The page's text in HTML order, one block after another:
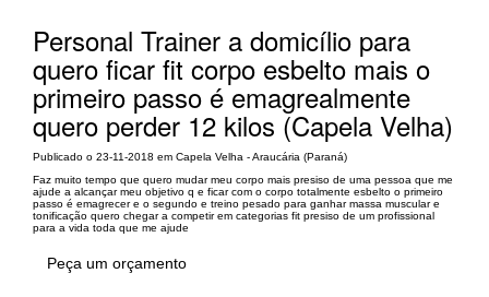
Personal Trainer a domicílio para
quero ficar fit corpo esbelto mais o
primeiro passo é emagrealmente
quero perder 12 kilos (Capela Velha)
Publicado o 23-11-2018 em Capela Velha - Araucária (Paraná)
Faz muito tempo que quero mudar meu corpo mais presiso de uma pessoa que me
ajude a alcançar meu objetivo q e ficar com o corpo totalmente esbelto o primeiro
passo é emagrecer e o segundo e treino pesado para ganhar massa muscular e
tonificação quero chegar a competir em categorias fit presiso de um profissional
para a vida toda que me ajude
Peça um orçamento